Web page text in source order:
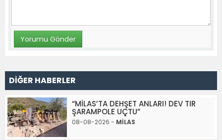
DİĞER HABERLER
“MİLAS’TA DEHŞET ANLARI! DEV TIR
ŞARAMPOLE UÇTU”
08-08-2026 - MİLAS